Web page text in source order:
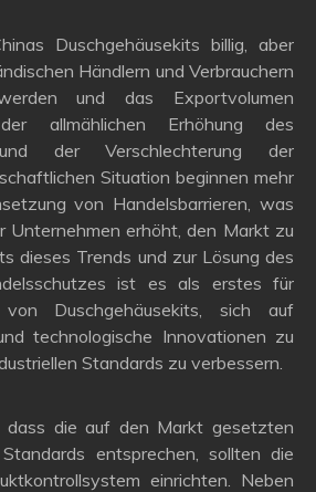
Duschgehäusekits billig, aber
Händlern und Verbrauchern
und das Exportvolumen
allmählichen Erhöhung des
der Verschlechterung der
Situation beginnen mehr
von Handelsbarrieren, was
Unternehmen erhöht, den Markt zu
dieses Trends und zur Lösung des
ist es als erstes für
Duschgehäusekits, sich auf
technologische Innovationen zu
Standards zu verbessern.
dass die auf den Markt gesetzten
entsprechen, sollten die
einrichten. Neben